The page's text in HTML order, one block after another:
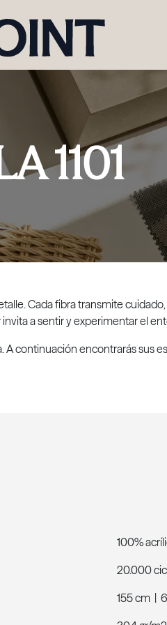
1101
Cada fibra transmite
a sentir y experimentar el
A continuación encontrarás sus
100%
20.000
155 cm |